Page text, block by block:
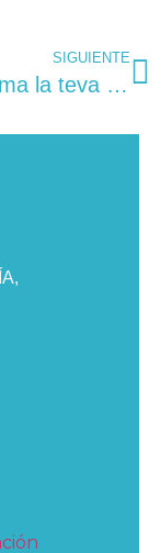
SIGUIENTE
Transforma la teva rutina matutina en un ritual de benestar: Passos simples per a començar el dia